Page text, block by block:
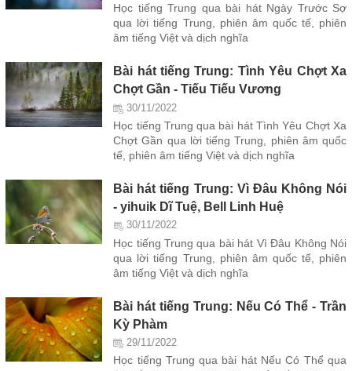
Học tiếng Trung qua bài hát Ngày Trước Sợ
qua lời tiếng Trung, phiên âm quốc tế, phiên
âm tiếng Việt và dịch nghĩa
Bài hát tiếng Trung: Tình Yêu Chợt Xa
Chợt Gần - Tiếu Tiếu Vương
30/11/2022
Học tiếng Trung qua bài hát Tình Yêu Chợt Xa
Chợt Gần qua lời tiếng Trung, phiên âm quốc
tế, phiên âm tiếng Việt và dịch nghĩa
Bài hát tiếng Trung: Vì Đâu Không Nói
- yihuik Dĩ Tuệ, Bell Linh Huệ
30/11/2022
Học tiếng Trung qua bài hát Vì Đâu Không Nói
qua lời tiếng Trung, phiên âm quốc tế, phiên
âm tiếng Việt và dịch nghĩa
Bài hát tiếng Trung: Nếu Có Thể - Trần
Kỳ Phàm
29/11/2022
Học tiếng Trung qua bài hát Nếu Có Thể qua